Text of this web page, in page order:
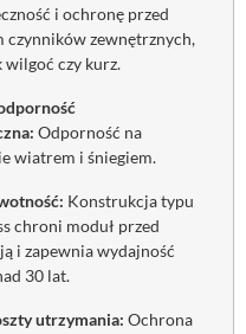
i ochronę przed
czynników zewnętrznych,
wilgoć czy kurz.
Odporność na
wiatrem i śniegiem.
Konstrukcja typu
chroni moduł przed
i zapewnia wydajność
30 lat.
utrzymania: Ochrona